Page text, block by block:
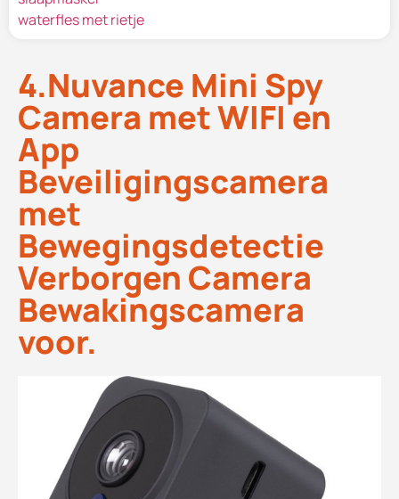
waterfles met rietje
4.Nuvance Mini Spy
Camera met WIFI en
App
Beveiligingscamera
met
Bewegingsdetectie
Verborgen Camera
Bewakingscamera
voor.